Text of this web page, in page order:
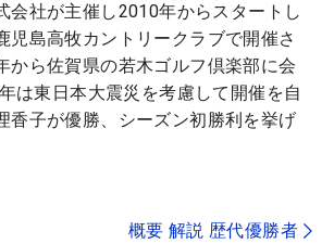
会社が主催し2010年からスタートし
児島高牧カントリークラブで開催さ
から佐賀県の若木ゴルフ倶楽部に会
は東日本大震災を考慮して開催を自
香子が優勝、シーズン初勝利を挙げ
概要 解説 歴代優勝者